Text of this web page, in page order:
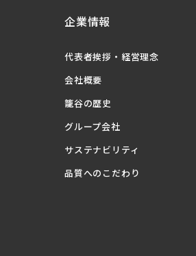
企業情報
代表者挨拶・経営理念
会社概要
籠谷の歴史
グループ会社
サステナビリティ
品質へのこだわり